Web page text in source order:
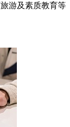
游及素质教育等